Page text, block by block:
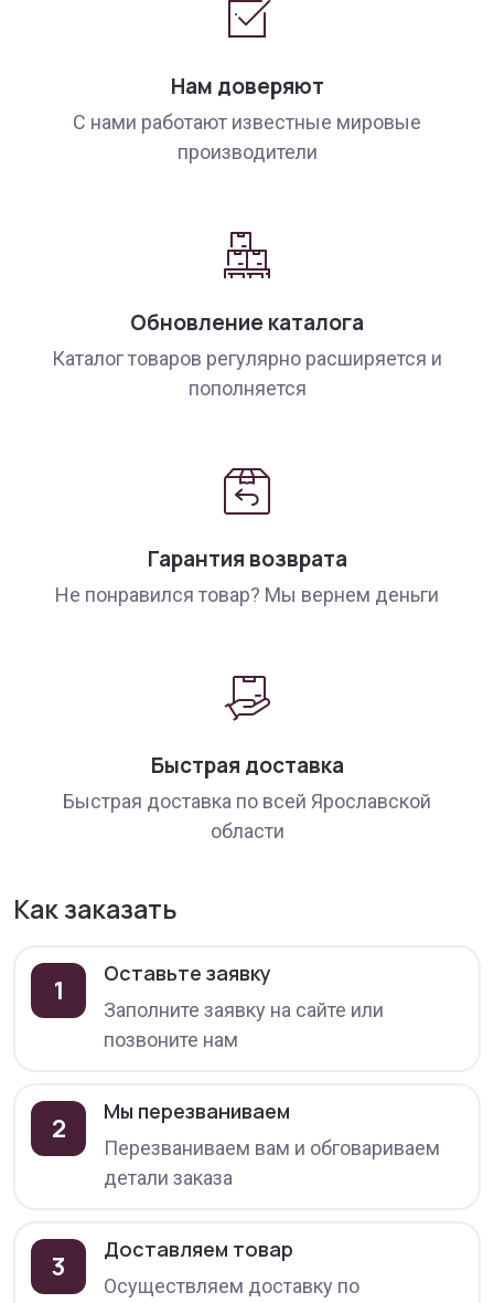
Нам доверяют
С нами работают известные мировые
производители
Обновление каталога
Каталог товаров регулярно расширяется и
пополняется
Гарантия возврата
Не понравился товар? Мы вернем деньги
Быстрая доставка
Быстрая доставка по всей Ярославской
области
Как заказать
1
Оставьте заявку
Заполните заявку на сайте или
позвоните нам
2
Мы перезваниваем
Перезваниваем вам и обговариваем
детали заказа
3
Доставляем товар
Осуществляем доставку по